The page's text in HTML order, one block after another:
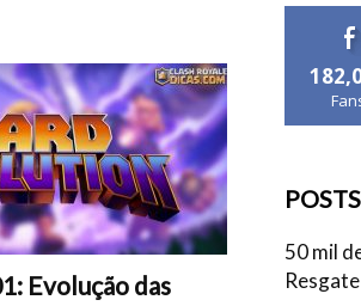
Evolução das
50 mil